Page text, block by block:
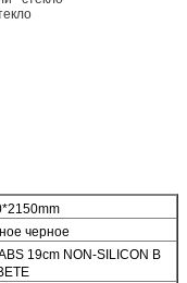
черное
19cm NON-SILICON В